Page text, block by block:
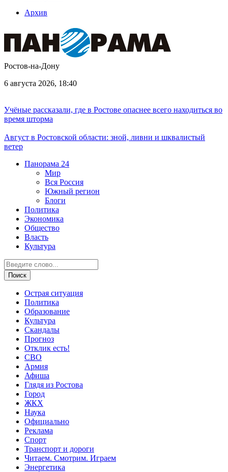
Архив
Ростов-на-Дону
6 августа 2026, 18:40
Учёные рассказали, где в Ростове опаснее всего находиться во
время шторма
Август в Ростовской области: зной, ливни и шквалистый
ветер
Панорама 24
Мир
Вся Россия
Южный регион
Блоги
Политика
Экономика
Общество
Власть
Культура
Острая ситуация
Политика
Образование
Культура
Скандалы
Прогноз
Отклик есть!
СВО
Армия
Афиша
Глядя из Ростова
Город
ЖКХ
Наука
Официально
Реклама
Спорт
Транспорт и дороги
Читаем. Смотрим. Играем
Энергетика